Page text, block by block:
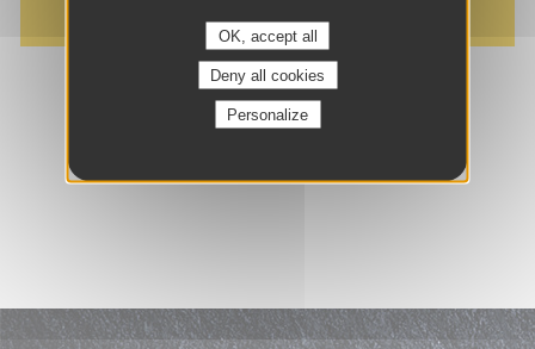
je suis intéressé(e) !
OK, accept all
Deny all cookies
Personalize